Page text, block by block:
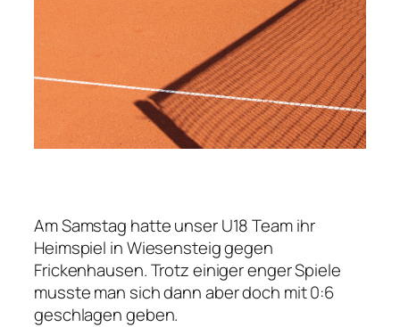
Am Samstag hatte unser U18 Team ihr
Heimspiel in Wiesensteig gegen
Frickenhausen. Trotz einiger enger Spiele
musste man sich dann aber doch mit 0:6
geschlagen geben.